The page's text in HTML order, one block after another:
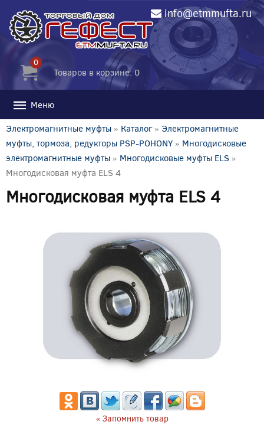
info@etmmufta.ru
0
Товаров в корзине: 0
Меню
Электромагнитные муфты » Каталог» Электромагнитные
муфты, тормоза, редукторы PSP-POHONY » Многодисковые
электромагнитные муфты » Многодисковые муфты ELS »
Многодисковая муфта ELS 4
Многодисковая муфта ELS 4
« Запомнить товар